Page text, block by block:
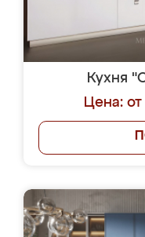
Кухня
Цена: